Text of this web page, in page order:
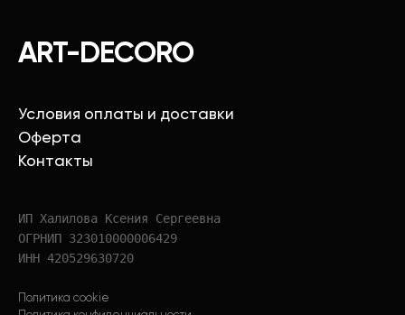
ART-DECORO
Условия оплаты и доставки
Оферта
Контакты
ИП Халилова Ксения Сергеевна
ОГРНИП 323010000006429
ИНН 420529630720
Политика cookie